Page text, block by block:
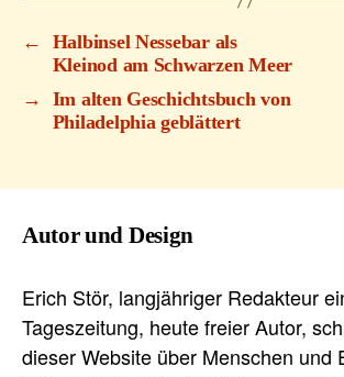
←
Halbinsel Nessebar als
Kleinod am Schwarzen Meer
→
Im alten Geschichtsbuch von
Philadelphia geblättert
Autor und Design
Erich Stör, langjähriger Redakteur
Tageszeitung, heute freier Autor,
dieser Website über Menschen und